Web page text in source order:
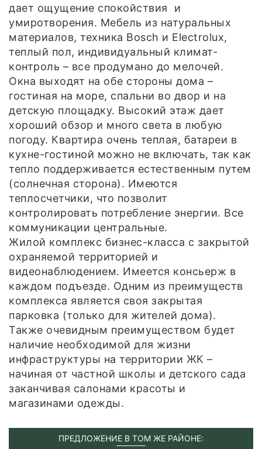
дает ощущение спокойствия и
умиротворения. Мебель из натуральных
материалов, техника Bosch и Electrolux,
теплый пол, индивидуальный климат-
контроль – все продумано до мелочей.
Окна выходят на обе стороны дома –
гостиная на море, спальни во двор и на
детскую площадку. Высокий этаж дает
хороший обзор и много света в любую
погоду. Квартира очень теплая, батареи в
кухне-гостиной можно не включать, так как
тепло поддерживается естественным путем
(солнечная сторона). Имеются
теплосчетчики, что позволит
контролировать потребление энергии. Все
коммуникации центральные.
Жилой комплекс бизнес-класса с закрытой
охраняемой территорией и
видеонаблюдением. Имеется консьерж в
каждом подъезде. Одним из преимуществ
комплекса является своя закрытая
парковка (только для жителей дома).
Также очевидным преимуществом будет
наличие необходимой для жизни
инфраструктуры на территории ЖК –
начиная от частной школы и детского сада
заканчивая салонами красоты и
магазинами одежды.
ПРЕДЛОЖЕНИЕ В ТОМ ЖЕ РАЙОНЕ: